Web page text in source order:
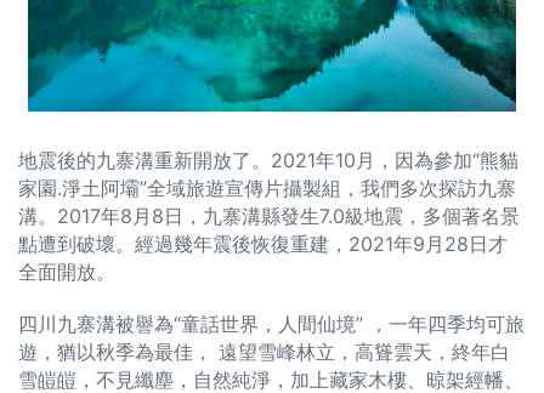
地震後的九寨溝重新開放了。2021年10月，因為參加“熊貓
家園.淨土阿壩”全域旅遊宣傳片攝製組，我們多次探訪九寨
溝。2017年8月8日，九寨溝縣發生7.0級地震，多個著名景
點遭到破壞。經過幾年震後恢復重建，2021年9月28日才
全面開放。
四川九寨溝被譽為“童話世界，人間仙境” ，一年四季均可旅
遊，猶以秋季為最佳， 遠望雪峰林立，高聳雲天，終年白
雪皚皚，不見纖塵，自然純淨，加上藏家木樓、晾架經幡、